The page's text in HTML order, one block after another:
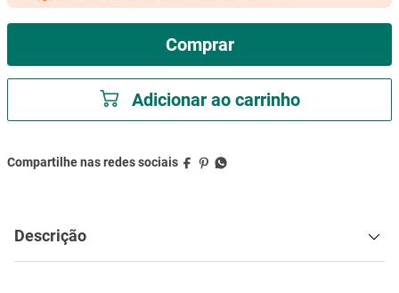
Comprar
Adicionar ao carrinho
Descrição